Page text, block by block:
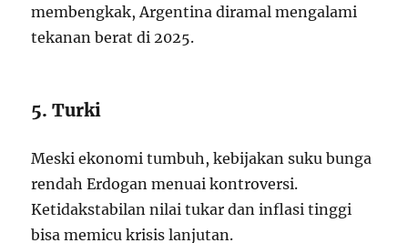
membengkak, Argentina diramal mengalami
tekanan berat di 2025.
5. Turki
Meski ekonomi tumbuh, kebijakan suku bunga
rendah Erdogan menuai kontroversi.
Ketidakstabilan nilai tukar dan inflasi tinggi
bisa memicu krisis lanjutan.